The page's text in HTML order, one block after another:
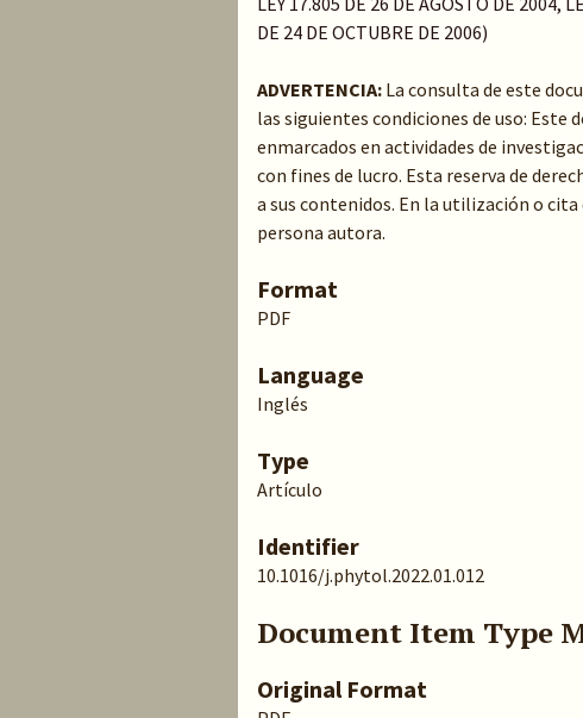
DE 24 DE OCTUBRE DE 2006)
ADVERTENCIA: La consulta de este
las siguientes condiciones de uso: Este
enmarcados en actividades de
con fines de lucro. Esta reserva de
a sus contenidos. En la utilización o
persona autora.
Format
PDF
Language
Inglés
Type
Artículo
Identifier
10.1016/j.phytol.2022.01.012
Document Item Type
Original Format